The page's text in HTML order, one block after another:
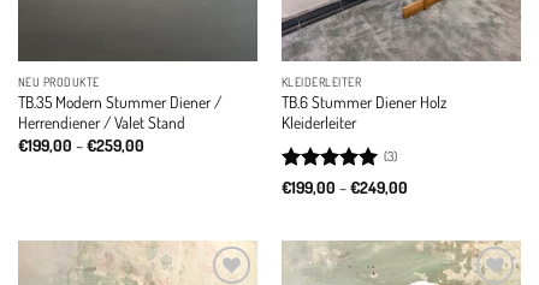
NEU PRODUKTE
TB.35 Modern Stummer Diener /
Herrendiener / Valet Stand
€199,00 –€259,00Price
KLEIDERLEITER
TB.6 Stummer Diener Holz
Kleiderleiter
Rated 5
(3)
€199,00 –€249,00Price
€249,00